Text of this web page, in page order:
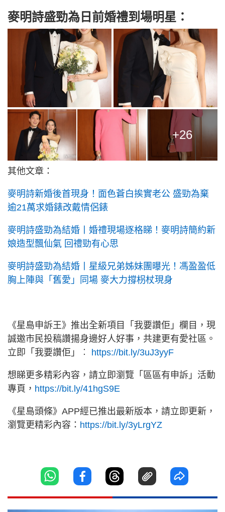
麥明詩盛勁為日前婚禮到場明星：
+26
其他文章：
麥明詩新婚後首現身！面色蒼白挨實老公 盛勁為棄
逾21萬求婚錶改戴情侶錶
麥明詩盛勁為結婚丨婚禮現場逐格睇！麥明詩簡約新
娘造型飄仙氣 回禮勁有心思
麥明詩盛勁為結婚丨星級兄弟姊妹團曝光！馮盈盈低
胸上陣與「舊愛」同場 麥大力撐枴杖現身
《星島申訴王》推出全新項目「我要讚佢」欄目，現
誠邀市民投稿讚揚身邊好人好事，共建更有愛社區。
立即「我要讚佢」︰ https://bit.ly/3uJ3yyF
想睇更多精彩內容，請立即瀏覽「區區有申訴」活動
專頁， https://bit.ly/41hgS9E
《星島頭條》APP經已推出最新版本，請立即更新，
瀏覽更精彩內容： https://bit.ly/3yLrgYZ